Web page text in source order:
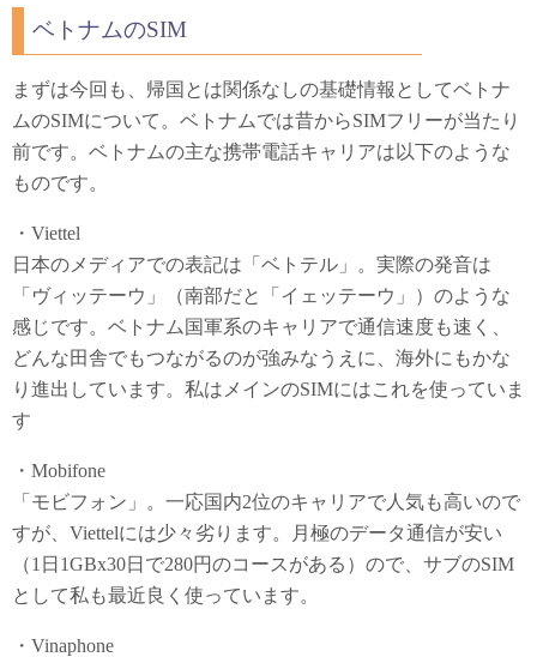
ベトナムのSIM
まずは今回も、帰国とは関係なしの基礎情報としてベトナ
ムのSIMについて。ベトナムでは昔からSIMフリーが当たり
前です。ベトナムの主な携帯電話キャリアは以下のような
ものです。
・Viettel
日本のメディアでの表記は「ベトテル」。実際の発音は
「ヴィッテーウ」（南部だと「イェッテーウ」）のような
感じです。ベトナム国軍系のキャリアで通信速度も速く、
どんな田舎でもつながるのが強みなうえに、海外にもかな
り進出しています。私はメインのSIMにはこれを使っていま
す
・Mobifone
「モビフォン」。一応国内2位のキャリアで人気も高いので
すが、Viettelには少々劣ります。月極のデータ通信が安い
（1日1GBx30日で280円のコースがある）ので、サブのSIM
として私も最近良く使っています。
・Vinaphone